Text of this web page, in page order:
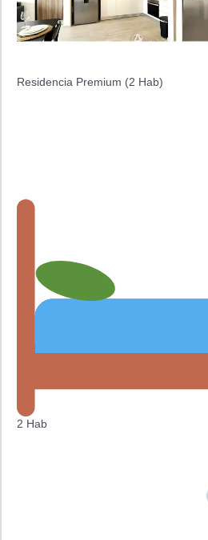
Residencia Premium (2 Hab)
2 Hab